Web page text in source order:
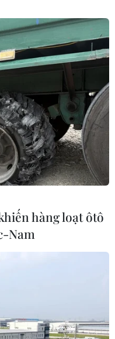
kiện
hàng loạt ôtô
Nam